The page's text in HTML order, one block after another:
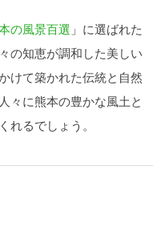
の風景百選 」に選ばれた
の知恵が調和した美しい
けて築かれた伝統と自然
々に熊本の豊かな風土と
れるでしょう。